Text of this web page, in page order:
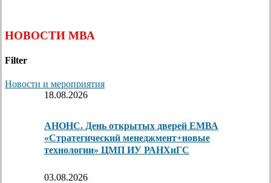
НОВОСТИ МВА
Filter
Новости и мероприятия
18.08.2026
АНОНС. День открытых дверей ЕМВА
«Стратегический менеджмент+новые
технологии» ЦМП ИУ РАНХиГС
03.08.2026